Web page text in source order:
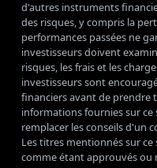
d'autres instruments
des risques, y compris la
performances passées ne
investisseurs doivent
risques, les frais et les
investisseurs sont
financiers avant de prendre
informations fournies sur ce
remplacer les conseils d'un
Les titres mentionnés sur
comme étant approuvés ou